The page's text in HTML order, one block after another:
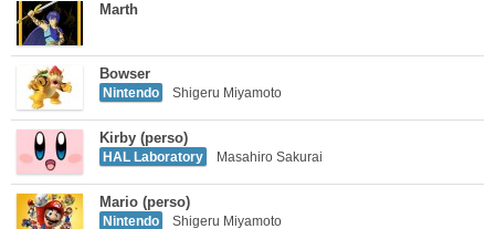
Marth
Bowser
Nintendo Shigeru Miyamoto
Kirby (perso)
HAL Laboratory Masahiro Sakurai
Mario (perso)
Nintendo Shigeru Miyamoto